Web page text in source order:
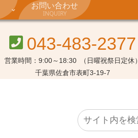
043-483-2377
営業時間：9:00～18:30
（日曜祝祭日定休）
千葉県佐倉市表町3-19-7
お問い合わせ
INQUIRY